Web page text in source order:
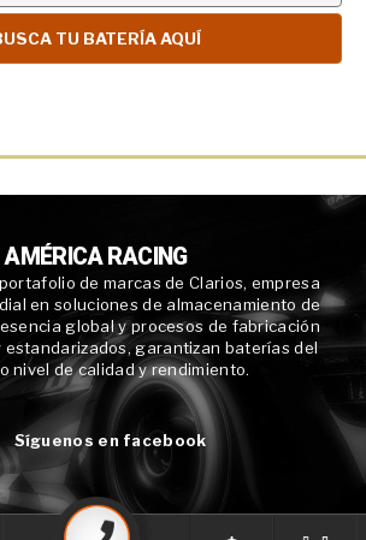
AMÉRICA RACING
de marcas de Clarios, empresa
en soluciones de almacenamiento de
global y procesos de fabricación
garantizan baterías del
nivel de calidad y rendimiento.
Síguenos en facebook